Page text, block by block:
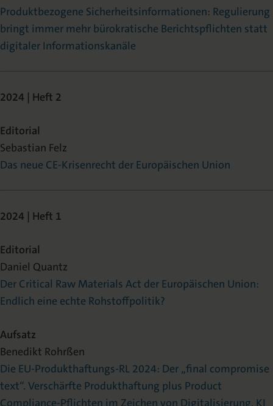
Produktbezogene Sicherheitsinformationen: Regulierung
bringt immer mehr bürokratische Berichtspflichten statt
digitaler Informationskanäle
2024 | Heft 2
Editorial
Sebastian Felz
Das neue CE-Krisenrecht der Europäischen Union
2024 | Heft 1
Editorial
Daniel Quantz
Der Critical Raw Materials Act der Europäischen Union:
Endlich eine echte Rohstoffpolitik?
Aufsatz
Benedikt Rohrßen
Die EU-Produkthaftungs-RL 2024: Der „final compromise
text“. Verschärfte Produkthaftung plus Product
Compliance-Pflichten im Zeichen von Digitalisierung, KI